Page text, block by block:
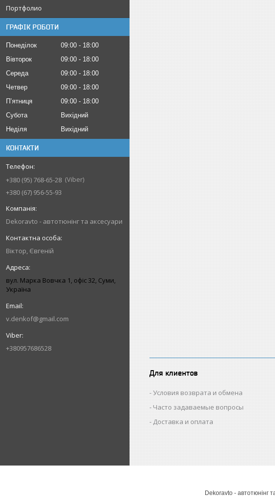
Портфолио
ГРАФІК РОБОТИ
Понеділок 09:00
18:00
Вівторок
09:00
18:00
Середа
09:00
18:00
Четвер
09:00
18:00
Пʼятниця
09:00
18:00
Субота
Вихідний
Неділя
Вихідний
КОНТАКТИ
+380 (95) 768-65-28 Viber
+380 (67) 956-55-93
Dekoravto - автотюнінг та аксесуари
Віктор, Євгеній
вул. Марка Вовчка 1, офіс 32, Суми,
Україна
v.denkof@gmail.com
+380957686528
Для клиентов
Условия возврата и обмена
Часто задаваемые вопросы
Доставка и оплата